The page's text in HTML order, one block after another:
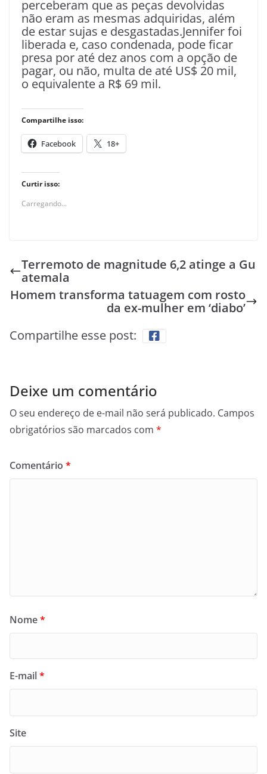
perceberam que as peças devolvidas
não eram as mesmas adquiridas, além
de estar sujas e desgastadas.Jennifer foi
liberada e, caso condenada, pode ficar
presa por até dez anos com a opção de
pagar, ou não, multa de até US$ 20 mil,
o equivalente a R$ 69 mil.
Compartilhe isso:
Facebook 18+
Curtir isso:
Carregando...
Terremoto de magnitude 6,2 atinge a Gu
atemala
Homem transforma tatuagem com rosto
da ex-mulher em ‘diabo’
Compartilhe esse post:
Deixe um comentário
O seu endereço de e-mail não será publicado. Campos
obrigatórios são marcados com *
Comentário *
Nome*
E-mail*
Site